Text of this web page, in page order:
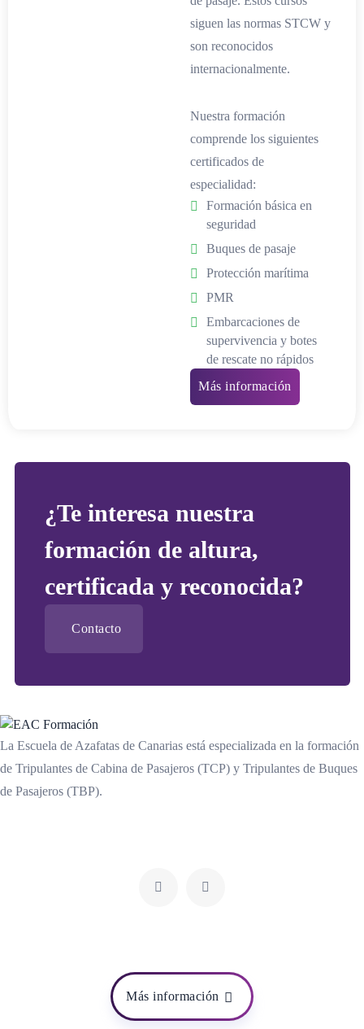
siguen las normas STCW y
son reconocidos
internacionalmente.
Nuestra formación
comprende los siguientes
certificados de
especialidad:
Formación básica en
seguridad
Buques de pasaje
Protección marítima
PMR
Embarcaciones de
supervivencia y botes
de rescate no rápidos
Más información
¿Te interesa nuestra
formación de altura,
certificada y reconocida?
Contacto
La Escuela de Azafatas de Canarias está especializada en la formación
de Tripulantes de Cabina de Pasajeros (TCP) y Tripulantes de Buques
de Pasajeros (TBP).
Más información